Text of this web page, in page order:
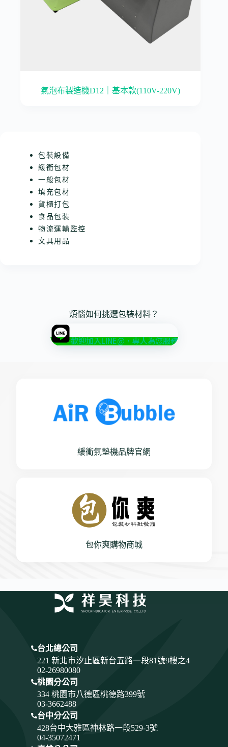
氣泡布製造機D12｜基本款(110V-220V)
包裝設備
緩衝包材
一般包材
填充包材
貨櫃打包
食品包裝
物流運輸監控
文具用品
煩惱如何挑選包裝材料？
歡迎加入LINE@，專人為您服務
緩衝氣墊機品牌官網
包你爽購物商城
台北總公司
221 新北市汐止區新台五路一段81號9樓之4
02-26980080
桃園分公司
334 桃園市八德區桃德路399號
03-3662488
台中分公司
428台中大雅區神林路一段529-3號
04-35072471